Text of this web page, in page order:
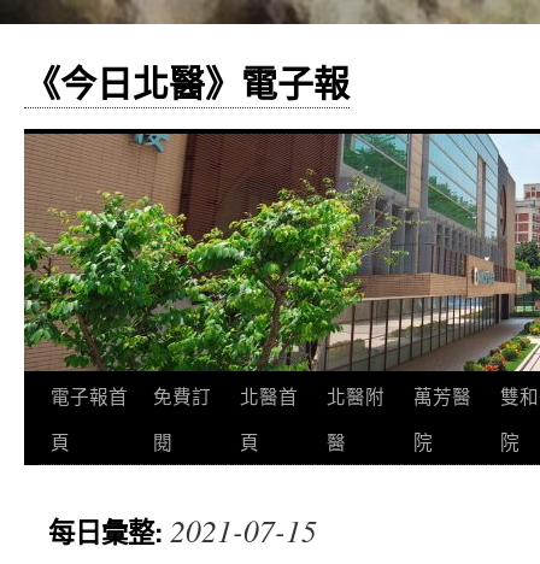
《今日北醫》電子報
跳
至
要
電子報首
頁
免費訂
閱
北醫首
頁
北醫附
醫
萬芳醫
院
雙
院
每日彙整: 2021-07-15